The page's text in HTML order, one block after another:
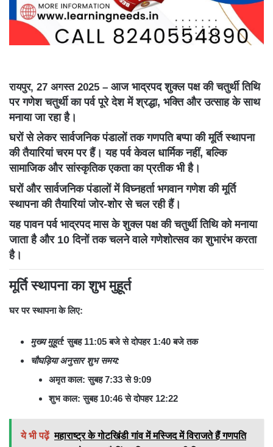
रायपुर, 27 अगस्त 2025 – आज भाद्रपद शुक्ल पक्ष की चतुर्थी तिथि
पर गणेश चतुर्थी का पर्व पूरे देश में श्रद्धा, भक्ति और उत्साह के साथ
मनाया जा रहा है।
घरों से लेकर सार्वजनिक पंडालों तक गणपति बप्पा की मूर्ति स्थापना
की तैयारियां चरम पर हैं। यह पर्व केवल धार्मिक नहीं, बल्कि
सामाजिक और सांस्कृतिक एकता का प्रतीक भी है।
घरों और सार्वजनिक पंडालों में विघ्नहर्ता भगवान गणेश की मूर्ति
स्थापना की तैयारियां जोर-शोर से चल रही हैं।
यह पावन पर्व भाद्रपद मास के शुक्ल पक्ष की चतुर्थी तिथि को मनाया
जाता है और 10 दिनों तक चलने वाले गणेशोत्सव का शुभारंभ करता
है।
मूर्ति स्थापना का शुभ मुहूर्त
घर पर स्थापना के लिए:
मुख्य मुहूर्त:सुबह 11:05 बजे से दोपहर 1:40 बजे तक
चौघड़िया अनुसार शुभ समय:
अमृत काल: सुबह 7:33 से 9:09
शुभ काल: सुबह 10:46 से दोपहर 12:22
ये भी पढ़ें महाराष्ट्र के गोटखिंडी गांव में मस्जिद में विराजते हैं गणपति